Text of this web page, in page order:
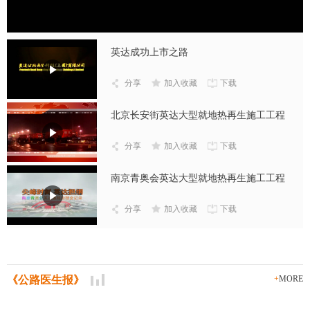
英达成功上市之路
分享 加入收藏 下载
北京长安街英达大型就地热再生施工工程
分享 加入收藏 下载
南京青奥会英达大型就地热再生施工工程
分享 加入收藏 下载
+MORE
《公路医生报》